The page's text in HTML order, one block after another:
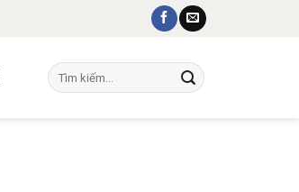
Tìm
kiếm: